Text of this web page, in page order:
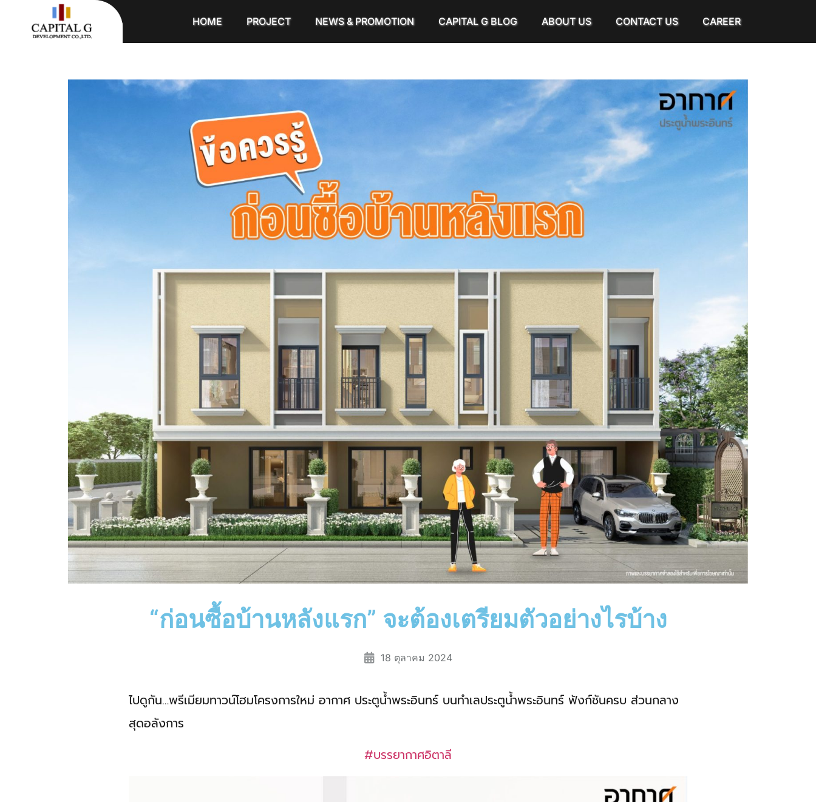
HOME PROJECT NEWS & PROMOTION CAPITAL G BLOG ABOUT US CONTACT US CAREER
“ก่อนซื้อบ้านหลังแรก” จะต้องเตรียมตัวอย่างไรบ้าง
18 ตุลาคม 2024
ไปดูกัน…พรีเมียมทาวน์โฮมโครงการใหม่ อากาศ ประตูน้ำพระอินทร์ บนทำเลประตูน้ำพระอินทร์ ฟังก์ชันครบ ส่วนกลาง
สุดอลังการ
#บรรยากาศอิตาลี